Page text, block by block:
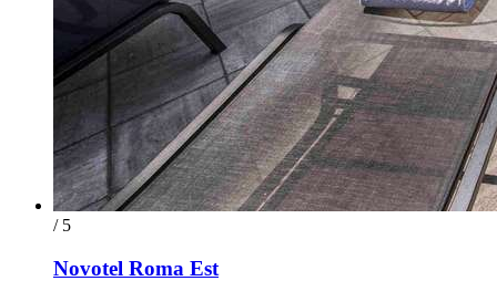
/ 5
Novotel Roma Est